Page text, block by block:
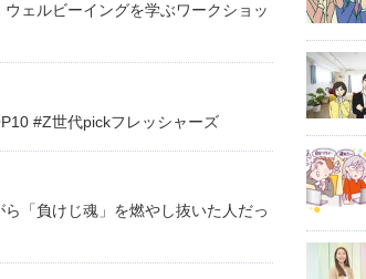
ェルビーイングを学ぶワークショッ
#Z世代pickフレッシャーズ
「負けじ魂」を燃やし抜いた人だっ